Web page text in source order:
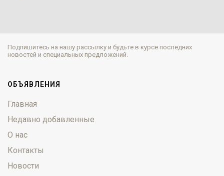
Подпишитесь на нашу рассылку и будьте в курсе последних
новостей и специальных предложений.
ОБЪЯВЛЕНИЯ
Главная
Недавно добавленные
О нас
Контакты
Новости